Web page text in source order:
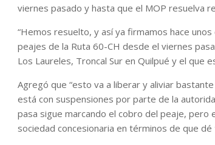
viernes pasado y hasta que el MOP resuelva
“Hemos resuelto, y así ya firmamos hace
peajes de la Ruta 60-CH desde el viernes
Los Laureles, Troncal Sur en Quilpué y el que
Agregó que “esto va a liberar y aliviar
está con suspensiones por parte de la
pasa sigue marcando el cobro del peaje, pero
sociedad concesionaria en términos de que dé